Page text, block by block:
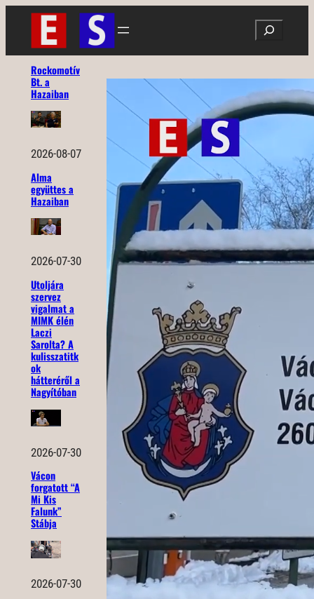
Ugrás
tartalomhoz
Search
Rockomotív
Bt. a
Hazaiban
2026-08-07
Alma
együttes a
Hazaiban
2026-07-30
Utoljára
szervez
vigalmat a
MIMK élén
Laczi
Sarolta? A
kulisszatitk
ok
hátteréről a
Nagyítóban
2026-07-30
Vácon
forgatott “A
Mi Kis
Falunk”
Stábja
2026-07-30